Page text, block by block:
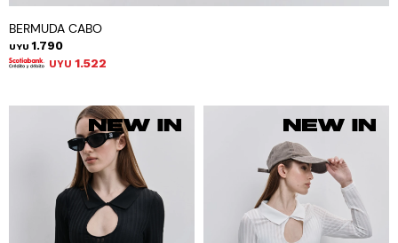
BERMUDA CABO
UYU 1.790
UYU 1.522